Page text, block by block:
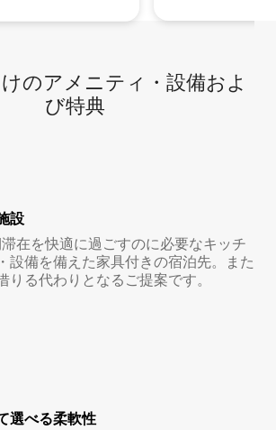
のア⁠メ⁠ニ⁠テ⁠ィ⁠・設⁠備⁠およ
び特⁠典
設
在を快適に過ごすのに必要なキッチ
設備を備えた家具付きの宿泊先。また
りる代わりとなるご提案です。
選べる柔軟性